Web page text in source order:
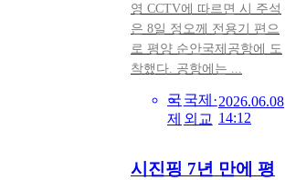
영 CCTV에 따르면 시 주석
은 8일 정오께 전용기 편으
로 평양 순안국제공항에 도
착했다. 공항에는 ...
국
제
국제·
외교
2026.06.08
14:12
시진핑 7년 만에 평